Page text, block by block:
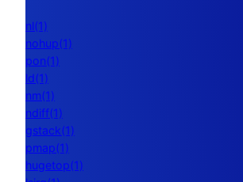
nl(1)
nohup(1)
pon(1)
ld(1)
nm(1)
ndiff(1)
gstack(1)
pmap(1)
hugetop(1)